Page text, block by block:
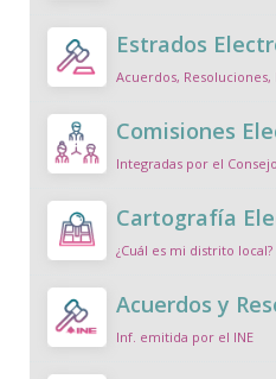
Estrados
Acuerdos,
Comisiones
Integradas por el
Cartografía
¿Cuál es mi distrito local?
Acuerdos y
Inf. emitida por el INE